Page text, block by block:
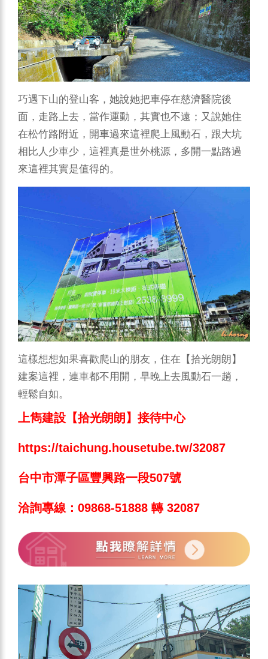
巧遇下山的登山客，她說她把車停在慈濟醫院後
面，走路上去，當作運動，其實也不遠；又說她住
在松竹路附近，開車過來這裡爬上風動石，跟大坑
相比人少車少，這裡真是世外桃源，多開一點路過
來這裡其實是值得的。
這樣想想如果喜歡爬山的朋友，住在【拾光朗朗】
建案這裡，連車都不用開，早晚上去風動石一趟，
輕鬆自如。
上雋建設【拾光朗朗】接待中心
https://taichung.housetube.tw/32087
台中市潭子區豐興路一段507號
洽詢專線：09868-51888 轉 32087